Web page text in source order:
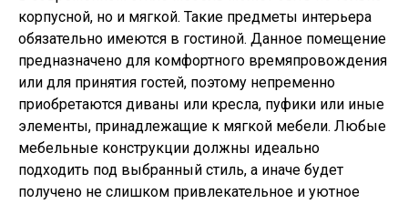
корпусной, но и мягкой. Такие предметы интерьера
обязательно имеются в гостиной. Данное помещение
предназначено для комфортного времяпровождения
или для принятия гостей, поэтому непременно
приобретаются диваны или кресла, пуфики или иные
элементы, принадлежащие к мягкой мебели. Любые
мебельные конструкции должны идеально
подходить под выбранный стиль, а иначе будет
получено не слишком привлекательное и уютное